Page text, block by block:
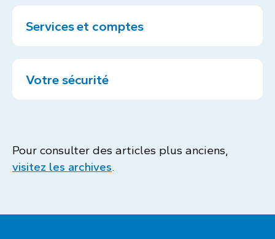
Services et comptes
Votre sécurité
Pour consulter des articles plus anciens,
visitez les archives.